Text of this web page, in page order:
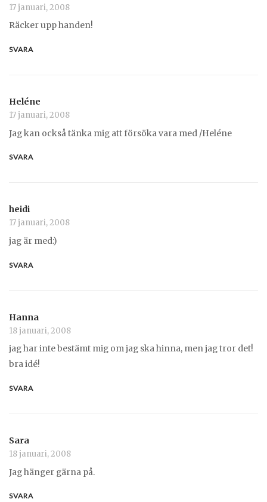
17 januari, 2008
Räcker upp handen!
SVARA
Heléne
17 januari, 2008
Jag kan också tänka mig att försöka vara med /Heléne
SVARA
heidi
17 januari, 2008
jag är med:)
SVARA
Hanna
18 januari, 2008
jag har inte bestämt mig om jag ska hinna, men jag tror det!
bra idé!
SVARA
Sara
18 januari, 2008
Jag hänger gärna på.
SVARA